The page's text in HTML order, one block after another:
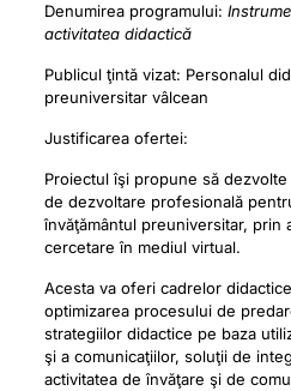
Denumirea programului:
activitatea didactică
Publicul ţintă vizat: Personalul
preuniversitar vâlcean
Justificarea ofertei:
Proiectul îşi propune să
de dezvoltare profesională
învăţământul preuniversitar, prin
cercetare în mediul virtual.
Acesta va oferi cadrelor
optimizarea procesului de
strategiilor didactice pe baza
şi a comunicaţiilor, soluţii de
activitatea de învăţare şi de